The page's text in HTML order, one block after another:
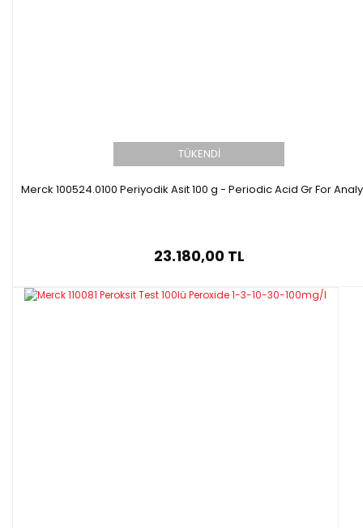
TÜKENDİ
Merck 100524.0100 Periyodik Asit 100 g - Periodic Acid Gr For
23.180,00 TL